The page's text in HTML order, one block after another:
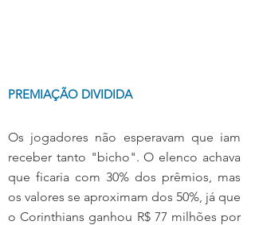
PREMIAÇÃO DIVIDIDA
Os jogadores não esperavam que iam
receber tanto "bicho". O elenco achava
que ficaria com 30% dos prêmios, mas
os valores se aproximam dos 50%, já que
o Corinthians ganhou R$ 77 milhões por